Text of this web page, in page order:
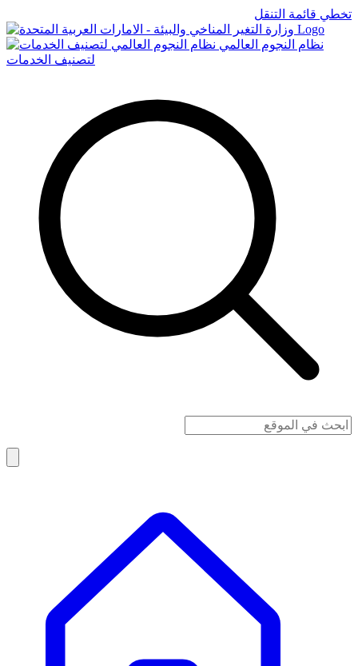
تخطي قائمة التنقل
Logo
نظام النجوم العالمي
لتصنيف الخدمات